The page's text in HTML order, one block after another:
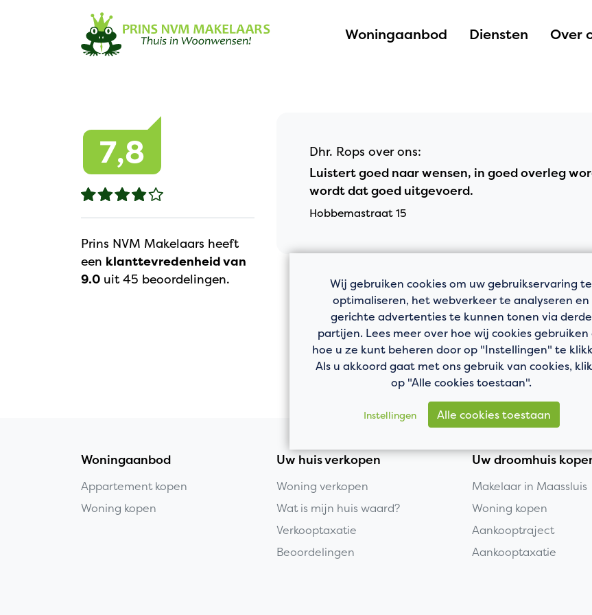
Navigation Woningaanbod Diensten Over
Dhr. Rops over ons:
Luistert goed naar wensen, in goed overleg
wordt dat goed uitgevoerd.
Hobbemastraat 15
7,8
Prins NVM Makelaars heeft
een klanttevredenheid van
9.0 uit 45 beoordelingen.
Woningaanbod
Appartement kopen
Woning kopen
Uw huis verkopen
Woning verkopen
Wat is mijn huis waard?
Verkooptaxatie
Beoordelingen
Uw droomhuis
Makelaar in Maassluis
Woning kopen
Aankooptraject
Aankooptaxatie
Wij gebruiken cookies om uw gebruikservaring te
optimaliseren, het webverkeer te analyseren en
gerichte advertenties te kunnen tonen via derde
partijen. Lees meer over hoe wij cookies gebruiken
hoe u ze kunt beheren door op "Instellingen" te
Als u akkoord gaat met ons gebruik van cookies,
op "Alle cookies toestaan".
Instellingen Alle cookies toestaan